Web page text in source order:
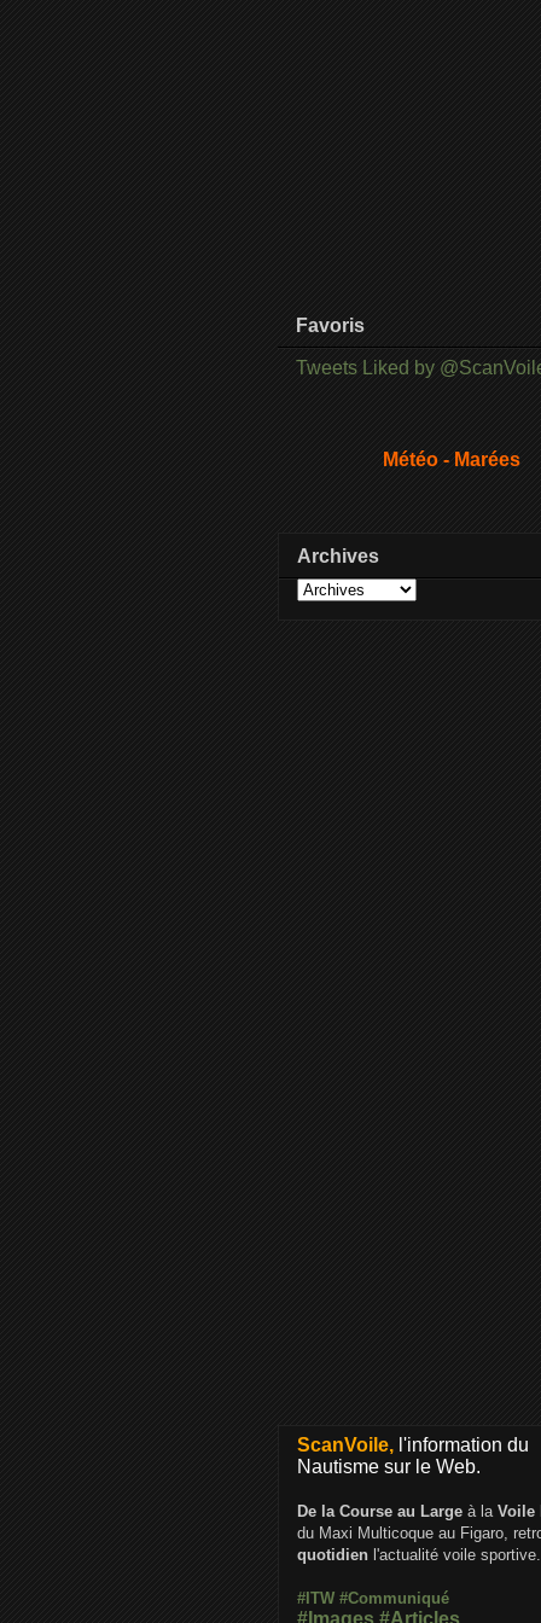
Favoris
Tweets Liked by
Météo - Marées
Archives
ScanVoile, l'information du
Nautisme sur le Web.
De la Course au Large à la Voile
du Maxi Multicoque au Figaro,
quotidien l'actualité voile sportive.
#ITW #Communiqué
#Images #Articles